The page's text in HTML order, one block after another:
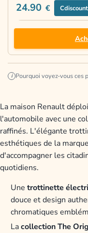
24.90 €
i Pourquoi voyez-vous ces
La maison Renault
l'automobile avec une
raffinés. L'élégante
esthétiques de la
d'accompagner les
quotidiens.
Unetrottinette
douce et design
chromatiques
Lacollection The